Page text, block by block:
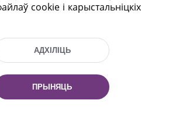
Беларусь, 220114
368 37 37, Факс: (+375 17)
cookie і карыстальніцкіх
АДХІЛІЦЬ
ПРЫНЯЦЬ